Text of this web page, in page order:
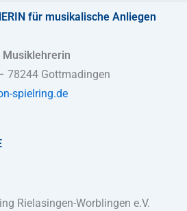
für musikalische Anliegen
Musiklehrerin
78244 Gottmadingen
spielring.de
Rielasingen-Worblingen e.V.